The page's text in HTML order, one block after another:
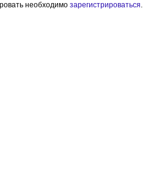
необходимо зарегистрироваться.